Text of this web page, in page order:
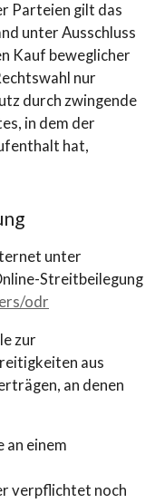
Parteien gilt das
unter Ausschluss
Kauf beweglicher
nur
durch zwingende
in dem der
hat,
unter
Streitbeilegung
odr
zur
aus
an denen
an einem
verpflichtet noch